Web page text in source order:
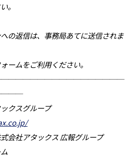
。
の返信は、事務局あてに送信されま
ームをご利用ください。
スグループ
社アタックス 広報グループ